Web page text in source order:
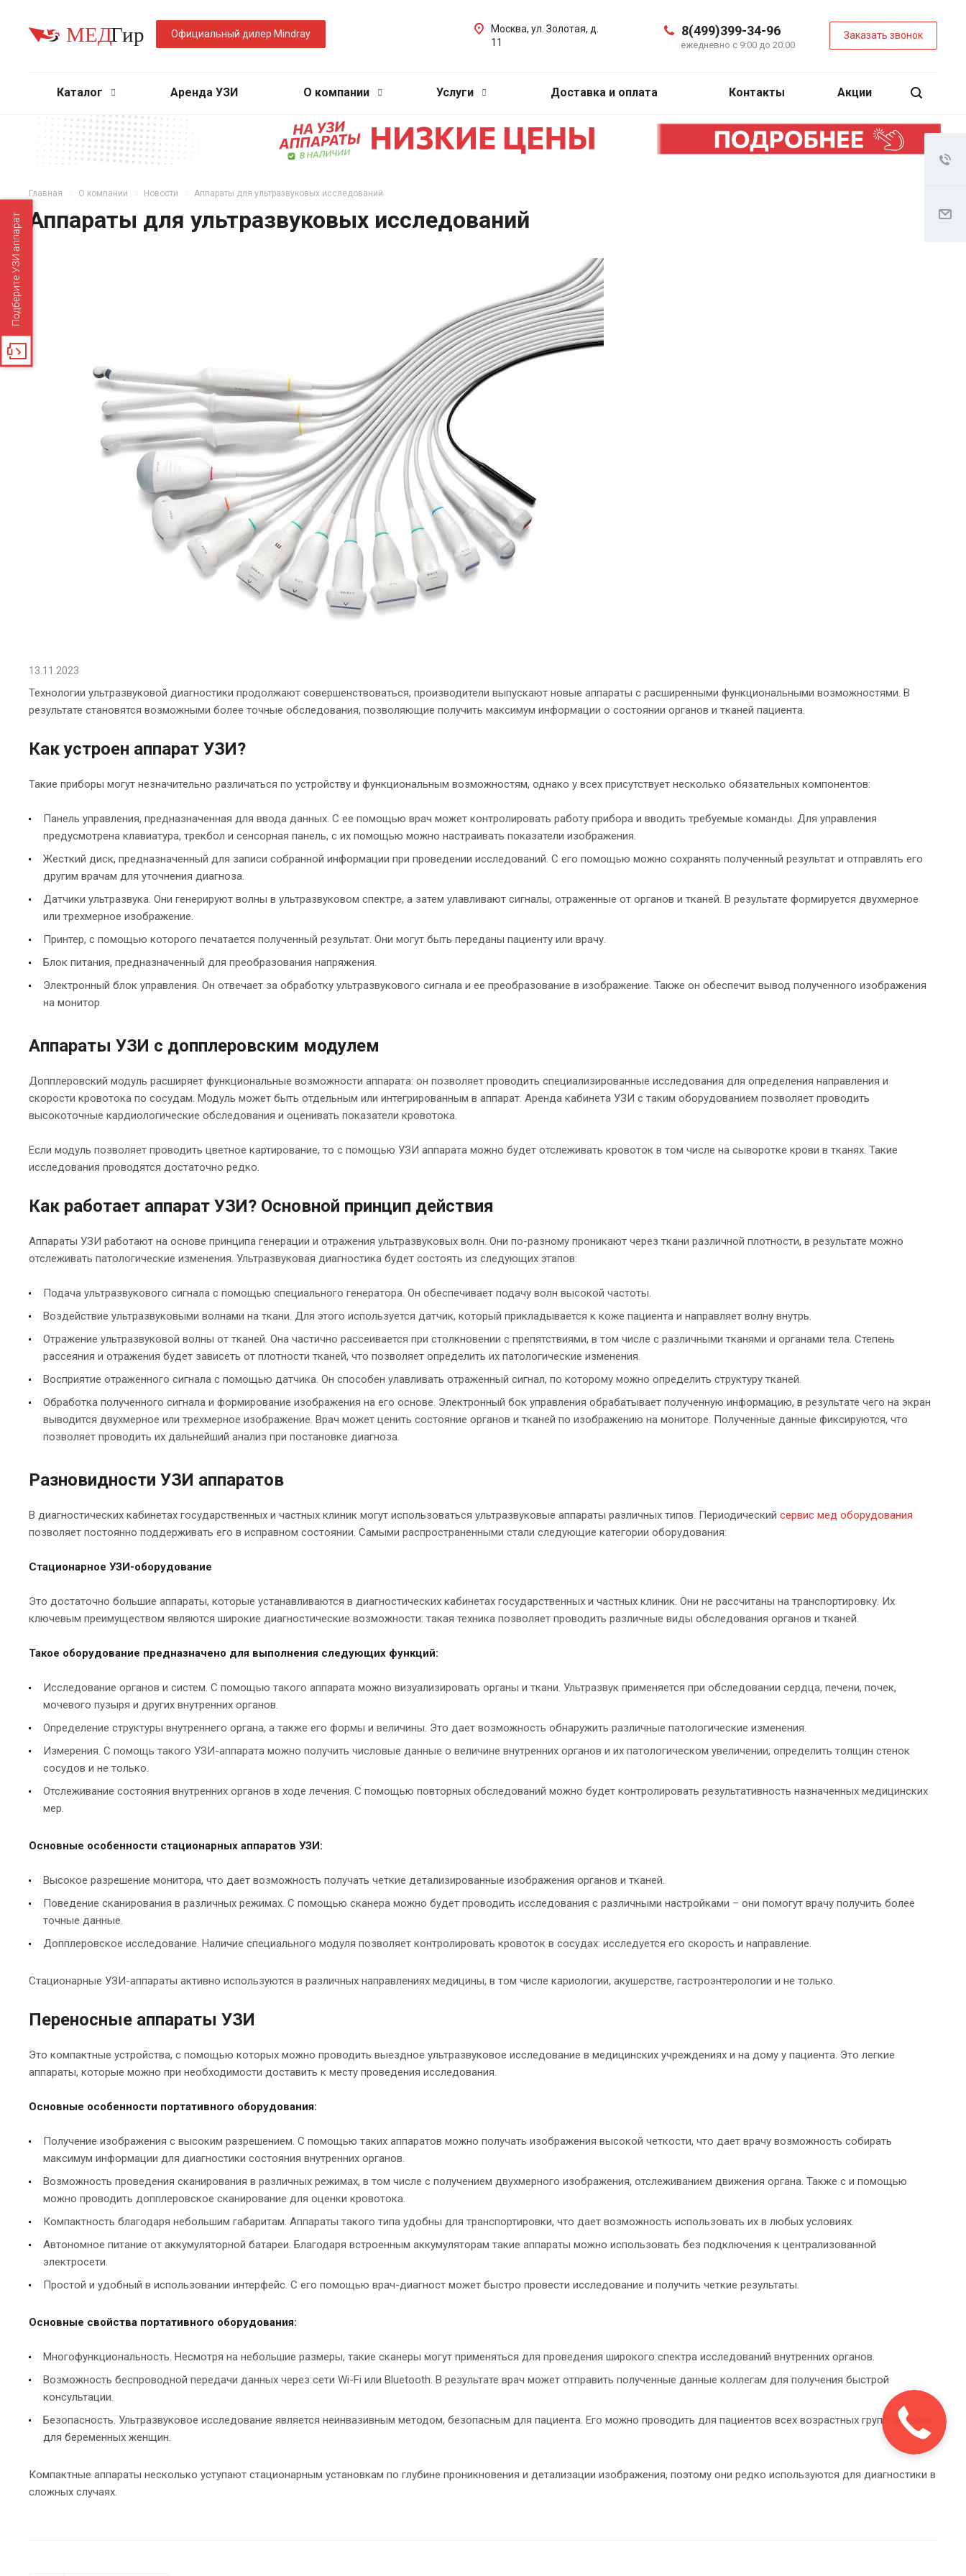
Официальный дилер Mindray 8(499)399-34-96
ежедневно с 9:00 до 20:00
Заказать звонок
Москва, ул. Золотая, д.
11
Каталог Аренда УЗИ О компании Услуги Доставка и оплата Контакты Акции
Главная О компании Новости Аппараты для ультразвуковых исследований
Аппараты для ультразвуковых исследований
13.11.2023
Технологии ультразвуковой диагностики продолжают совершенствоваться, производители выпускают новые аппараты с расширенными функциональными возможностями. В
результате становятся возможными более точные обследования, позволяющие получить максимум информации о состоянии органов и тканей пациента.
Как устроен аппарат УЗИ?
Такие приборы могут незначительно различаться по устройству и функциональным возможностям, однако у всех присутствует несколько обязательных компонентов:
Панель управления, предназначенная для ввода данных. С ее помощью врач может контролировать работу прибора и вводить требуемые команды. Для управления
предусмотрена клавиатура, трекбол и сенсорная панель, с их помощью можно настраивать показатели изображения.
Жесткий диск, предназначенный для записи собранной информации при проведении исследований. С его помощью можно сохранять полученный результат и отправлять его
другим врачам для уточнения диагноза.
Датчики ультразвука. Они генерируют волны в ультразвуковом спектре, а затем улавливают сигналы, отраженные от органов и тканей. В результате формируется двухмерное
или трехмерное изображение.
Принтер, с помощью которого печатается полученный результат. Они могут быть переданы пациенту или врачу.
Блок питания, предназначенный для преобразования напряжения.
Электронный блок управления. Он отвечает за обработку ультразвукового сигнала и ее преобразование в изображение. Также он обеспечит вывод полученного изображения
на монитор.
Аппараты УЗИ с допплеровским модулем
Допплеровский модуль расширяет функциональные возможности аппарата: он позволяет проводить специализированные исследования для определения направления и
скорости кровотока по сосудам. Модуль может быть отдельным или интегрированным в аппарат. Аренда кабинета УЗИ с таким оборудованием позволяет проводить
высокоточные кардиологические обследования и оценивать показатели кровотока.
Если модуль позволяет проводить цветное картирование, то с помощью УЗИ аппарата можно будет отслеживать кровоток в том числе на сыворотке крови в тканях. Такие
исследования проводятся достаточно редко.
Как работает аппарат УЗИ? Основной принцип действия
Аппараты УЗИ работают на основе принципа генерации и отражения ультразвуковых волн. Они по-разному проникают через ткани различной плотности, в результате можно
отслеживать патологические изменения. Ультразвуковая диагностика будет состоять из следующих этапов:
Подача ультразвукового сигнала с помощью специального генератора. Он обеспечивает подачу волн высокой частоты.
Воздействие ультразвуковыми волнами на ткани. Для этого используется датчик, который прикладывается к коже пациента и направляет волну внутрь.
Отражение ультразвуковой волны от тканей. Она частично рассеивается при столкновении с препятствиями, в том числе с различными тканями и органами тела. Степень
рассеяния и отражения будет зависеть от плотности тканей, что позволяет определить их патологические изменения.
Восприятие отраженного сигнала с помощью датчика. Он способен улавливать отраженный сигнал, по которому можно определить структуру тканей.
Обработка полученного сигнала и формирование изображения на его основе. Электронный бок управления обрабатывает полученную информацию, в результате чего на экран
выводится двухмерное или трехмерное изображение. Врач может ценить состояние органов и тканей по изображению на мониторе. Полученные данные фиксируются, что
позволяет проводить их дальнейший анализ при постановке диагноза.
Разновидности УЗИ аппаратов
В диагностических кабинетах государственных и частных клиник могут использоваться ультразвуковые аппараты различных типов. Периодический сервис мед оборудования
позволяет постоянно поддерживать его в исправном состоянии. Самыми распространенными стали следующие категории оборудования:
Стационарное УЗИ-оборудование
Это достаточно большие аппараты, которые устанавливаются в диагностических кабинетах государственных и частных клиник. Они не рассчитаны на транспортировку. Их
ключевым преимуществом являются широкие диагностические возможности: такая техника позволяет проводить различные виды обследования органов и тканей.
Такое оборудование предназначено для выполнения следующих функций:
Исследование органов и систем. С помощью такого аппарата можно визуализировать органы и ткани. Ультразвук применяется при обследовании сердца, печени, почек,
мочевого пузыря и других внутренних органов.
Определение структуры внутреннего органа, а также его формы и величины. Это дает возможность обнаружить различные патологические изменения.
Измерения. С помощь такого УЗИ-аппарата можно получить числовые данные о величине внутренних органов и их патологическом увеличении, определить толщин стенок
сосудов и не только.
Отслеживание состояния внутренних органов в ходе лечения. С помощью повторных обследований можно будет контролировать результативность назначенных медицинских
мер.
Основные особенности стационарных аппаратов УЗИ:
Высокое разрешение монитора, что дает возможность получать четкие детализированные изображения органов и тканей.
Поведение сканирования в различных режимах. С помощью сканера можно будет проводить исследования с различными настройками – они помогут врачу получить более
точные данные.
Допплеровское исследование. Наличие специального модуля позволяет контролировать кровоток в сосудах: исследуется его скорость и направление.
Стационарные УЗИ-аппараты активно используются в различных направлениях медицины, в том числе кариологии, акушерстве, гастроэнтерологии и не только.
Переносные аппараты УЗИ
Это компактные устройства, с помощью которых можно проводить выездное ультразвуковое исследование в медицинских учреждениях и на дому у пациента. Это легкие
аппараты, которые можно при необходимости доставить к месту проведения исследования.
Основные особенности портативного оборудования:
Получение изображения с высоким разрешением. С помощью таких аппаратов можно получать изображения высокой четкости, что дает врачу возможность собирать
максимум информации для диагностики состояния внутренних органов.
Возможность проведения сканирования в различных режимах, в том числе с получением двухмерного изображения, отслеживанием движения органа. Также с и помощью
можно проводить допплеровское сканирование для оценки кровотока.
Компактность благодаря небольшим габаритам. Аппараты такого типа удобны для транспортировки, что дает возможность использовать их в любых условиях.
Автономное питание от аккумуляторной батареи. Благодаря встроенным аккумуляторам такие аппараты можно использовать без подключения к централизованной
электросети.
Простой и удобный в использовании интерфейс. С его помощью врач-диагност может быстро провести исследование и получить четкие результаты.
Основные свойства портативного оборудования:
Многофункциональность. Несмотря на небольшие размеры, такие сканеры могут применяться для проведения широкого спектра исследований внутренних органов.
Возможность беспроводной передачи данных через сети Wi-Fi или Bluetooth. В результате врач может отправить полученные данные коллегам для получения быстрой
консультации.
Безопасность. Ультразвуковое исследование является неинвазивным методом, безопасным для пациента. Его можно проводить для пациентов всех возрастных групп, а также
для беременных женщин.
Компактные аппараты несколько уступают стационарным установкам по глубине проникновения и детализации изображения, поэтому они редко используются для диагностики в
сложных случаях.
Подберите УЗИ аппарат